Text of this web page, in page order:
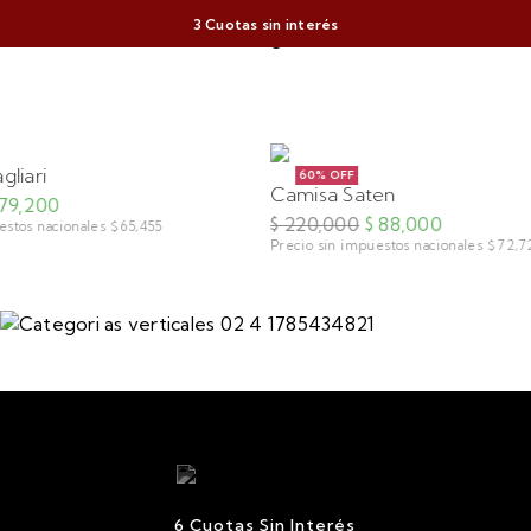
3 Cuotas sin interés
nacionales $ 65,455
60% OFF
Camisa Saten
$ 220,000 $ 88,000
Precio sin impuestos nacionales $
6 Cuotas Sin Interés